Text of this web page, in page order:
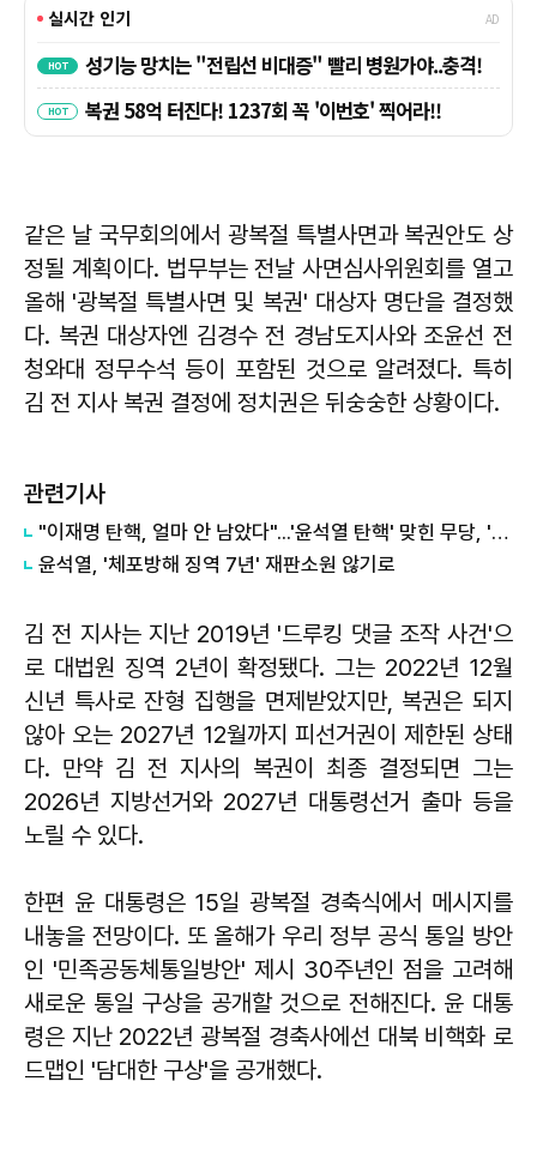
같은 날 국무회의에서 광복절 특별사면과 복권안도 상
정될 계획이다. 법무부는 전날 사면심사위원회를 열고
올해 '광복절 특별사면 및 복권' 대상자 명단을 결정했
다. 복권 대상자엔 김경수 전 경남도지사와 조윤선 전
청와대 정무수석 등이 포함된 것으로 알려졌다. 특히
김 전 지사 복권 결정에 정치권은 뒤숭숭한 상황이다.
관련기사
"이재명 탄핵, 얼마 안 남았다"...'윤석열 탄핵' 맞힌 무당, '성지글' 등장
윤석열, '체포방해 징역 7년' 재판소원 않기로
김 전 지사는 지난 2019년 '드루킹 댓글 조작 사건'으
로 대법원 징역 2년이 확정됐다. 그는 2022년 12월
신년 특사로 잔형 집행을 면제받았지만, 복권은 되지
않아 오는 2027년 12월까지 피선거권이 제한된 상태
다. 만약 김 전 지사의 복권이 최종 결정되면 그는
2026년 지방선거와 2027년 대통령선거 출마 등을
노릴 수 있다.
한편 윤 대통령은 15일 광복절 경축식에서 메시지를
내놓을 전망이다. 또 올해가 우리 정부 공식 통일 방안
인 '민족공동체통일방안' 제시 30주년인 점을 고려해
새로운 통일 구상을 공개할 것으로 전해진다. 윤 대통
령은 지난 2022년 광복절 경축사에선 대북 비핵화 로
드맵인 '담대한 구상'을 공개했다.